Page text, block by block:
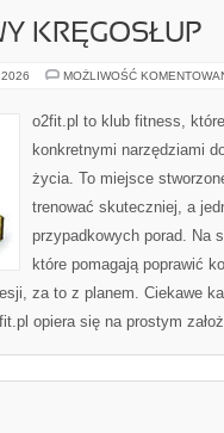
KRĘGOSŁUP
MOŻLIWOŚĆ
o2fit.pl to klub fitness,
konkretnymi narzędziami
życia. To miejsce
trenować skuteczniej, a
przypadkowych porad. Na
które pomagają poprawić
za to z planem. Ciekawe
opiera się na prostym